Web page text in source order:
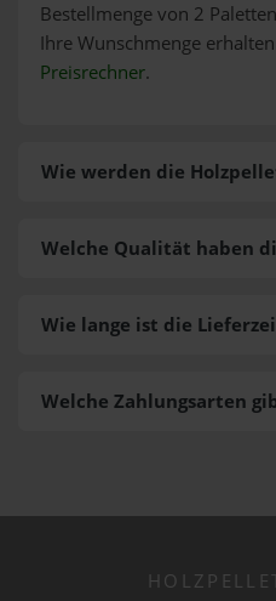
Bestellmenge von 2
Ihre Wunschmenge
Preisrechner.
Wie werden die
Welche Zahlungsarten
Welche Qualität haben
Wie lange ist die